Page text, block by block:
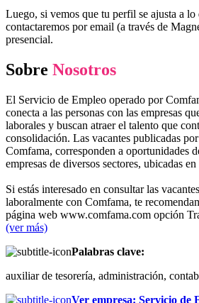
Luego, si vemos que tu perfil se ajusta a lo
contactaremos por email (a través de
presencial.
Sobre Nosotros
El Servicio de Empleo operado por
conecta a las personas con las empresas
laborales y buscan atraer el talento que
consolidación. Las vacantes publicadas
Comfama, corresponden a oportunidades
empresas de diversos sectores, ubicadas
Si estás interesado en consultar las
laboralmente con Comfama, te
página web www.comfama.com opción
(ver más)
Palabras clave:
auxiliar de tesorería, administración,
Ver empresa: Servicio de